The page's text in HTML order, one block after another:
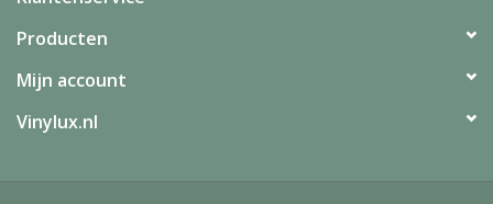
Producten
Mijn account
Vinylux.nl